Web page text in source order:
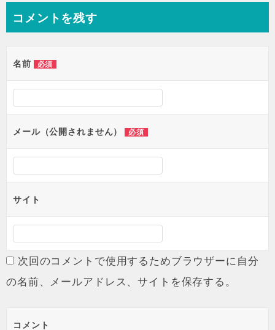
コメントを残す
名前 必須
メール（公開されません） 必須
サイト
次回のコメントで使用するためブラウザーに自分
の名前、メールアドレス、サイトを保存する。
コメント